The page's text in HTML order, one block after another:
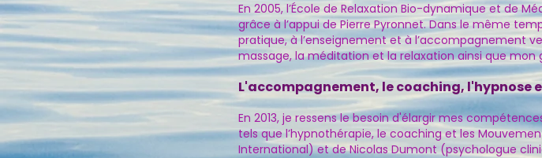
En 2005, l’École de Relaxation Bio-dynamique et de
grâce à l’appui de Pierre Pyronnet​. Dans le même
pratique, à l’enseignement et à l’accompagnement
massage, la méditation et la relaxation ainsi que mon
L'accompagnement, le coaching, l'hypnose
En 2013, je ressens le besoin d'élargir mes
tels que l’hypnothérapie, le coaching et les
International) et de Nicolas Dumont (psychologue